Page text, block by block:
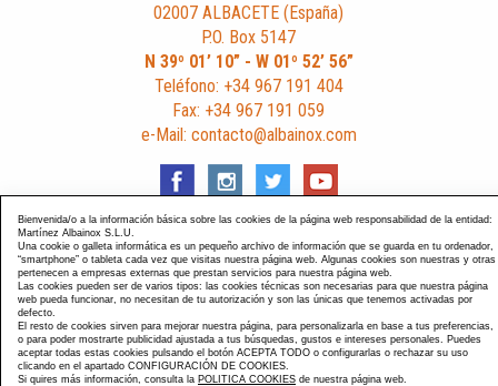
02007 ALBACETE (España)
P.O. Box 5147
N 39º 01’ 10” - W 01º 52’ 56”
Teléfono: +34 967 191 404
Fax: +34 967 191 059
e-Mail: contacto@albainox.com
Diseño y Desarrollo web Im3diA comunicación. Esta página
está optimizada para navegadores Chrome, Internet Explorer
9 y Firefox 4.0.
Bienvenida/o a la información básica sobre las cookies de la página web responsabilidad de la entidad:
Martínez Albainox S.L.U.
Una cookie o galleta informática es un pequeño archivo de información que se guarda en tu ordenador,
“smartphone” o tableta cada vez que visitas nuestra página web. Algunas cookies son nuestras y otras
pertenecen a empresas externas que prestan servicios para nuestra página web.
Las cookies pueden ser de varios tipos: las cookies técnicas son necesarias para que nuestra página
web pueda funcionar, no necesitan de tu autorización y son las únicas que tenemos activadas por
defecto.
El resto de cookies sirven para mejorar nuestra página, para personalizarla en base a tus preferencias,
o para poder mostrarte publicidad ajustada a tus búsquedas, gustos e intereses personales. Puedes
aceptar todas estas cookies pulsando el botón ACEPTA TODO o configurarlas o rechazar su uso
clicando en el apartado CONFIGURACIÓN DE COOKIES.
Si quires más información, consulta la POLITICA COOKIES de nuestra página web.